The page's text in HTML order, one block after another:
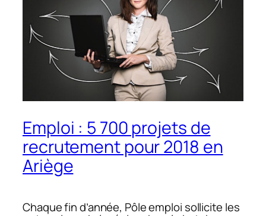
Emploi : 5 700 projets de
recrutement pour 2018 en
Ariège
Chaque fin d’année, Pôle emploi sollicite les